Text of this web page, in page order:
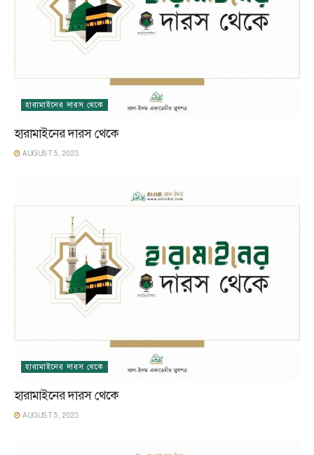
হারামাইনের দারস থেকে
হারামাইনের দারস থেকে
AUGUST 5, 2023
হারামাইনের দারস থেকে
হারামাইনের দারস থেকে
AUGUST 5, 2023